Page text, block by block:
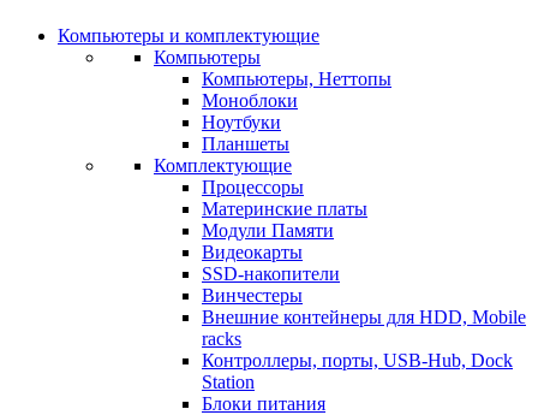
Компьютеры и комплектующие
Компьютеры
Компьютеры, Неттопы
Моноблоки
Ноутбуки
Планшеты
Комплектующие
Процессоры
Материнские платы
Модули Памяти
Видеокарты
SSD-накопители
Винчестеры
Внешние контейнеры для HDD, Mobile
racks
Контроллеры, порты, USB-Hub, Dock
Station
Блоки питания